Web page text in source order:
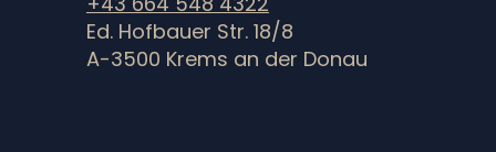
Ed. Hofbauer Str. 18/8
A-3500 Krems an der Donau